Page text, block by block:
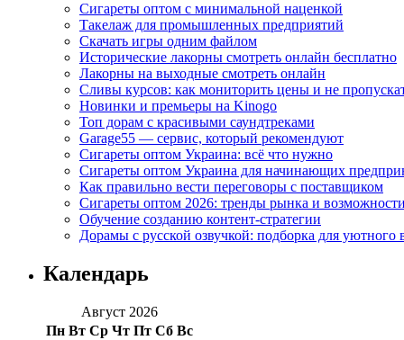
Сигареты оптом с минимальной наценкой
Такелаж для промышленных предприятий
Скачать игры одним файлом
Исторические лакорны смотреть онлайн бесплатно
Лакорны на выходные смотреть онлайн
Сливы курсов: как мониторить цены и не
Новинки и премьеры на Kinogo
Топ дорам с красивыми саундтреками
Garage55 — сервис, который рекомендуют
Сигареты оптом Украина: всё что нужно
Сигареты оптом Украина для начинающих
Как правильно вести переговоры с поставщиком
Сигареты оптом 2026: тренды рынка и возможности
Обучение созданию контент-стратегии
Дорамы с русской озвучкой: подборка для уютного
Календарь
Август 2026
Пн Вт Ср Чт Пт Сб Вс